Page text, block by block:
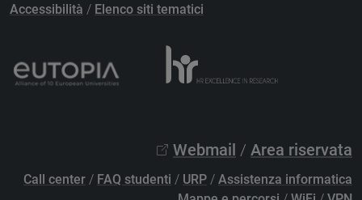
Accessibilità / Elenco siti tematici
Webmail / Area riservata
Call center / FAQ studenti / URP / Assistenza informatica